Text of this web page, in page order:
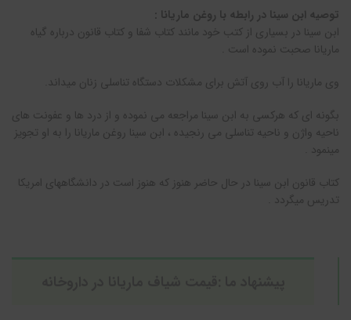
توصیه ابن سینا در رابطه با روغن ماریانا :
ابن سینا در بسیاری از کتب خود مانند کتاب شفا و کتاب قانون درباره گیاه
ماریانا صحبت نموده است .
وی ماريانا را آب روی آتش برای مشکلات دستگاه تناسلی زنان میداند.
بگونه ای که هرکسی به ابن سینا مراجعه می نموده و از درد ها و عفونت های
ناحیه واژن و ناحیه تناسلی می رنجیده ، ابن سینا روغن ماريانا را به او تجویز
مینمود .
کتاب قانون ابن سینا در حال حاضر هنوز که هنوز است در دانشگاههای امریکا
تدریس میگردد .